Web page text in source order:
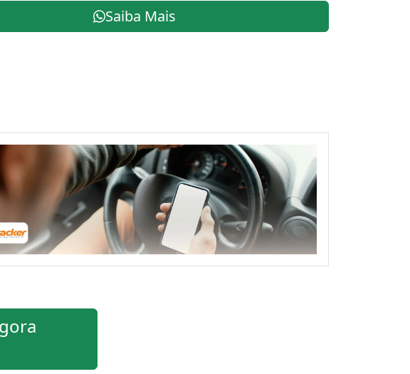
Saiba Mais